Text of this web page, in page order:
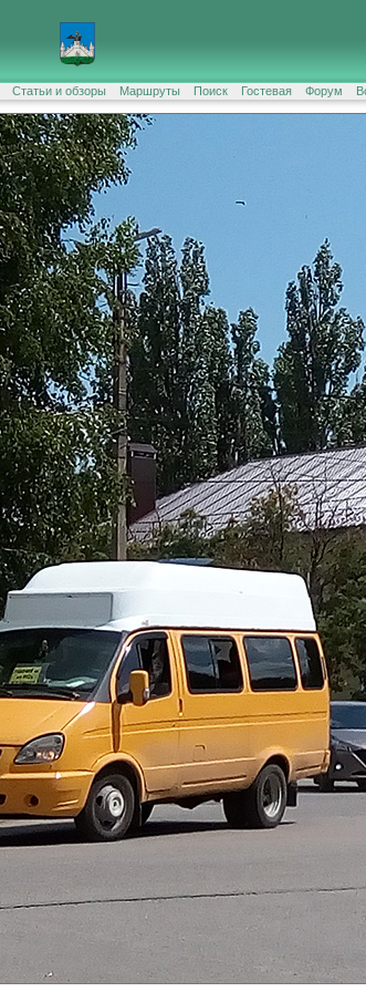
Статьи и обзоры Маршруты Поиск Гостевая Форум